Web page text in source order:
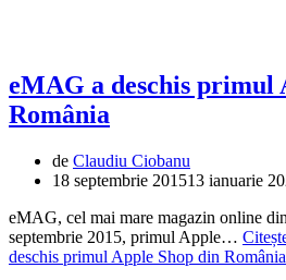
eMAG a deschis primul
România
de Claudiu Ciobanu
18 septembrie 201513 ianuarie
eMAG, cel mai mare magazin online
septembrie 2015, primul Apple…
deschis primul Apple Shop din România